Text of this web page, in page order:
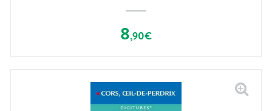
8,90€